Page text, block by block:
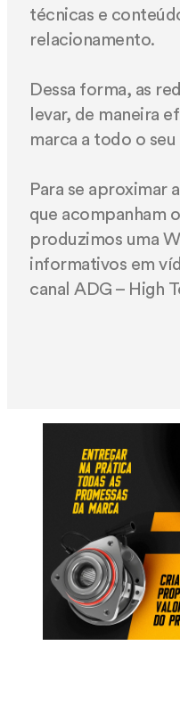
técnicas e
relacionamento.
Dessa forma, as
levar, de maneira
marca a todo o
Para se aproximar
que acompanham
produzimos uma
informativos em
canal ADG – High